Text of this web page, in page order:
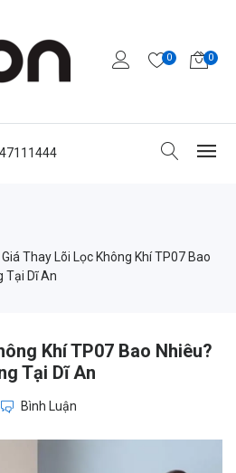
0 0
Giá Thay Lõi Lọc Không Khí TP07 Bao
Tại Dĩ An
Khí TP07 Bao Nhiêu?
Tại Dĩ An
Bình Luận